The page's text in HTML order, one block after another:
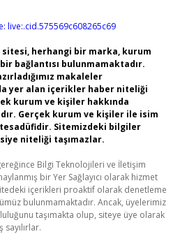
live:.cid.575569c608265c69
herhangi bir marka, kurum
bağlantısı bulunmamaktadır.
makaleler
yer alan içerikler haber niteliği
kurum ve kişiler hakkında
Gerçek kurum ve kişiler ile isim
Sitemizdeki bilgiler
niteliği taşımazlar.
Bilgi Teknolojileri ve İletişim
bir Yer Sağlayıcı olarak hizmet
içerikleri proaktif olarak denetleme
bulunmamaktadır. Ancak, üyelerimiz
taşımakta olup, siteye üye olarak